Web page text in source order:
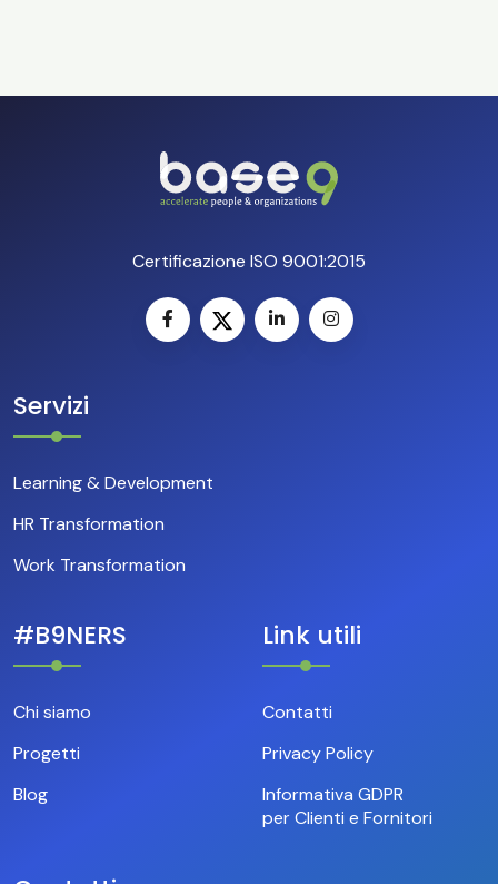
Certificazione ISO 9001:2015
Servizi
Learning & Development
HR Transformation
Work Transformation
#B9NERS
Chi siamo
Progetti
Blog
Link utili
Contatti
Privacy Policy
Informativa GDPR
per Clienti e Fornitori